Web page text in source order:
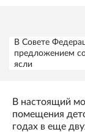
В Совете
предложением
ясли
В настоящий
помещения
годах в еще